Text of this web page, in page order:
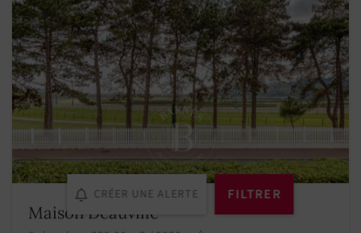
CRÉER UNE ALERTE FILTRER
Maison Deauville